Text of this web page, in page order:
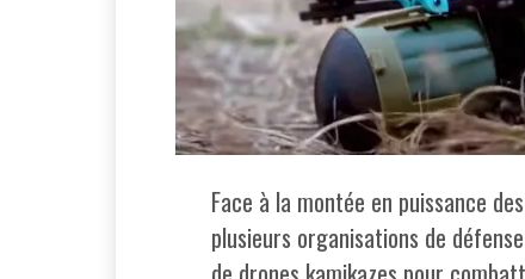
Face à la montée en puissance
plusieurs organisations de